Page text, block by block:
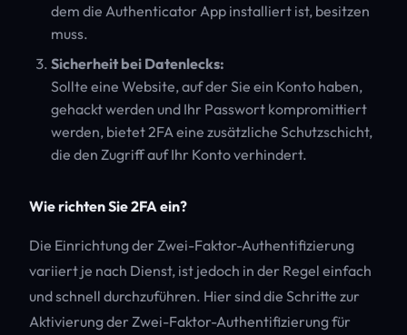
dem die Authenticator App installiert ist, besitzen
muss.
Sicherheit bei Datenlecks:
Sollte eine Website, auf der Sie ein Konto haben,
gehackt werden und Ihr Passwort kompromittiert
werden, bietet 2FA eine zusätzliche Schutzschicht,
die den Zugriff auf Ihr Konto verhindert.
Wie richten Sie 2FA ein?
Die Einrichtung der Zwei-Faktor-Authentifizierung
variiert je nach Dienst, ist jedoch in der Regel einfach
und schnell durchzuführen. Hier sind die Schritte zur
Aktivierung der Zwei-Faktor-Authentifizierung für